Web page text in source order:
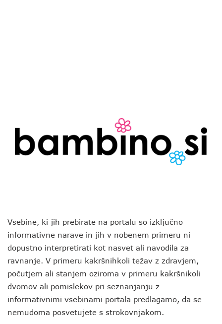
Vsebine, ki jih prebirate na portalu so izključno
informativne narave in jih v nobenem primeru ni
dopustno interpretirati kot nasvet ali navodila za
ravnanje. V primeru kakršnihkoli težav z zdravjem,
počutjem ali stanjem oziroma v primeru kakršnikoli
dvomov ali pomislekov pri seznanjanju z
informativnimi vsebinami portala predlagamo, da se
nemudoma posvetujete s strokovnjakom.